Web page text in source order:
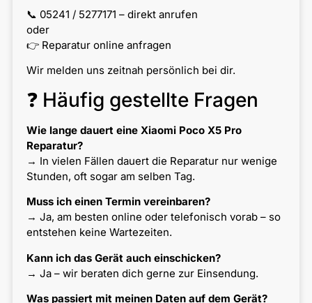
📞 05241 / 5277171 – direkt anrufen
oder
👉 Reparatur online anfragen
Wir melden uns zeitnah persönlich bei dir.
❓ Häufig gestellte Fragen
Wie lange dauert eine Xiaomi Poco X5 Pro
Reparatur?
→ In vielen Fällen dauert die Reparatur nur wenige
Stunden, oft sogar am selben Tag.
Muss ich einen Termin vereinbaren?
→ Ja, am besten online oder telefonisch vorab – so
entstehen keine Wartezeiten.
Kann ich das Gerät auch einschicken?
→ Ja – wir beraten dich gerne zur Einsendung.
Was passiert mit meinen Daten auf dem Gerät?